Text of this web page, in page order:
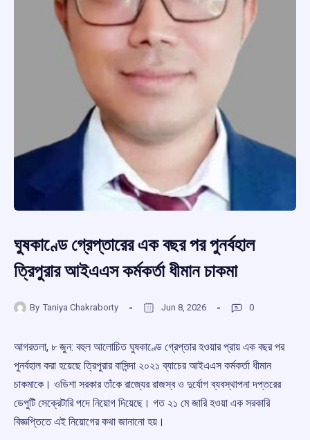
ঘুষকাণ্ডে গ্রেপ্তারের এক বছর পর পুনর্বহাল
ত্রিপুরার আইএএস কর্মকর্তা ধীমান চাকমা
By Taniya Chakraborty Jun 8, 2026 0
আগরতলা, ৮ জুন: বহুল আলোচিত ঘুষকাণ্ডে গ্রেপ্তার হওয়ার প্রায় এক বছর পর
পুনর্বহাল করা হয়েছে ত্রিপুরার বাসিন্দা ২০২১ ব্যাচের আইএএস কর্মকর্তা ধীমান
চাকমাকে। ওডিশা সরকার তাঁকে রাজ্যের রাজস্ব ও দুর্যোগ ব্যবস্থাপনা দপ্তরের
ডেপুটি সেক্রেটারি পদে নিয়োগ দিয়েছে। গত ২১ মে জারি হওয়া এক সরকারি
বিজ্ঞপ্তিতে এই নিয়োগের কথা জানানো হয়।